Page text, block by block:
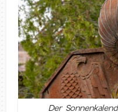
Der